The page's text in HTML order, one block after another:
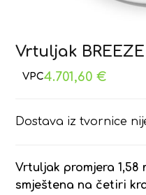
Vrtuljak
4.701,60€
Dostava iz tvornice
Vrtuljak promjera 1,58
smještena na četiri